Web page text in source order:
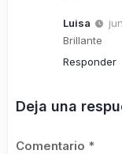
Luisa
Brillante
Responder
Deja una
Comentario *